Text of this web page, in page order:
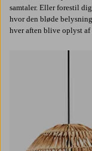
samtaler. Eller forestil
hvor den bløde
hver aften blive oplyst af